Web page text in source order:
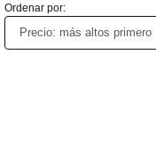
Ordenar por: